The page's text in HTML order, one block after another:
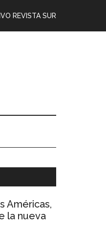
REVISTA SUR
Américas,
la nueva